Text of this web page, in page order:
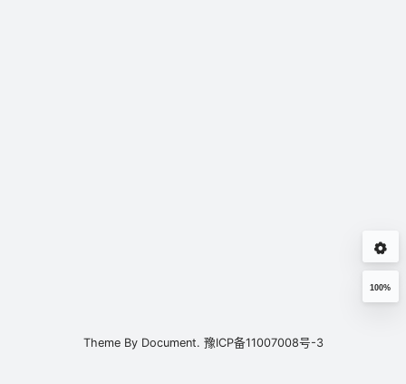
100%
Theme By Document. 豫ICP备11007008号-3